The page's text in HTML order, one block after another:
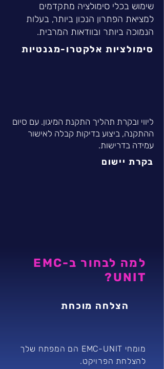
שימוש בכלי סימולציה מתקדמים
למציאת הפתרון הנכון ביותר, בעלות
הנמוכה ביותר ובוודאות המרבית.
סימולציות אלקטרו-מגנטיות
ליווי ובקרת תהליך התקנת המיגון. עם סיום
ההתקנה, ביצוע בדיקות קבלה לאישור
עמידה בדרישות.
בקרת יישום
למה לבחור ב-EMC
UNIT?
הצלחה מוכחת
מומחי EMC-UNIT הם המפתח שלך
להצלחת הפרויקט.